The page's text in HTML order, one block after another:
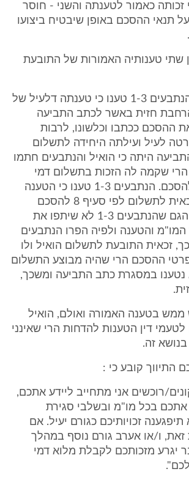
זכותה כאמור לטענתה והשני - חוסר
תנאי ההסכם באופן שיבטיח ביצועו
שתי טענותיה האמורות של התובעת
אקדים ואציין כי הנתבעים 1-3 טענו כי טענתה דלעיל של
חזית באשר לכתב התביעה
ההסכם ככתבו וכלשונו, לרבות
לעיל ועילתה היחידה לתשלום
היתה כי הואיל והנתבעים חתמו
שקמה לה הזכות בתשלום דמי
התיווך בהתאם להסכם. הנתבעים 1-3 טענו כי הטענה
ולפיה התובעת זכאית לתשלום לפי סעיף 8 להסכם
התיווך - דהיינו - הגם שהנתבעים 1-3 לא שיתפו את
והטענה ולפיה הפרו הנתבעים
זכאית התובעת לתשלום הואיל ולו
ההסכם הרי שהיה מבוצע התשלום
נטענו במסגרת כתב התביעה ומשכך,
ממש בטענה האמורה ואולם, הואיל
לטעמי דין הטענות להדחות הרי שאינני
זה.
רוכשים אני מתחייב ליידע אתכם,
אתכם בכל מו"מ ובשלבי סגירת
זכויותיכם כגורם יעיל. אם
ו/או אערב גורם נוסף במהלך
יגרע מזכותכם לקבלת מלוא דמי